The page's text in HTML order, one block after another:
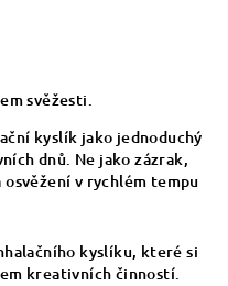
svěžesti.
kyslík jako jednoduchý
dnů. Ne jako zázrak,
v rychlém tempu
kyslíku, které si
kreativních činností.